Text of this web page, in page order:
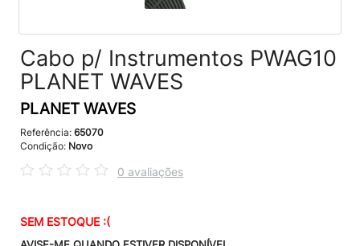
Cabo p/ Instrumentos PWAG10
PLANET WAVES
PLANET WAVES
Referência: 65070
Condição: Novo
0 avaliações
SEM ESTOQUE :(